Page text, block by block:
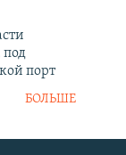
под
порт
БОЛЬШЕ